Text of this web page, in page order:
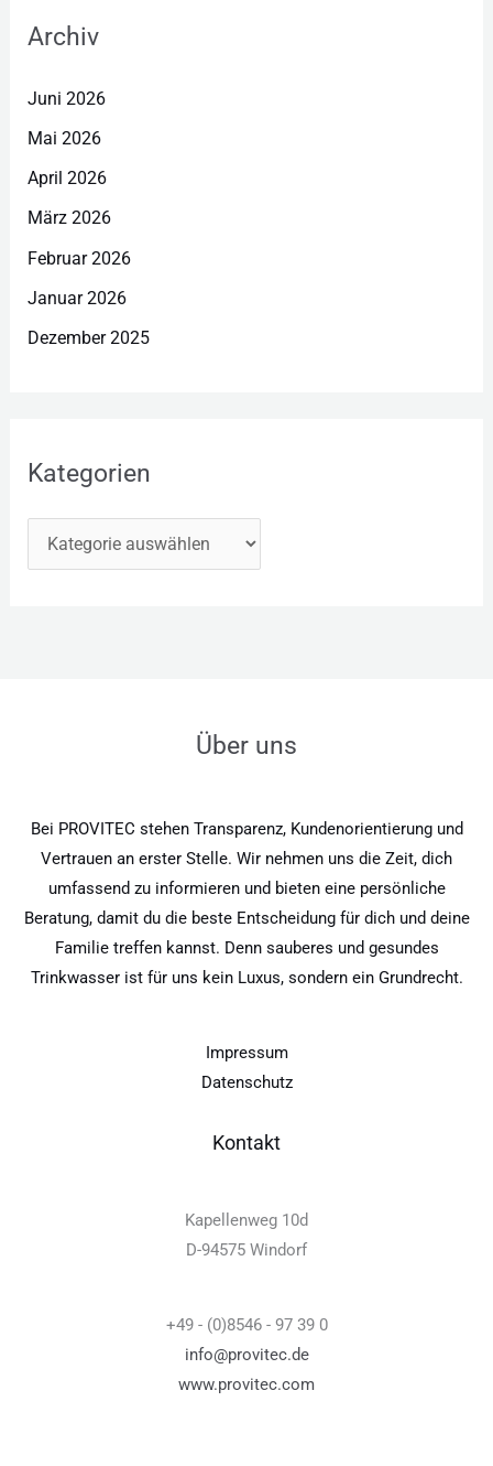
Archiv
Juni 2026
Mai 2026
April 2026
März 2026
Februar 2026
Januar 2026
Dezember 2025
Kategorien
Über uns
Bei PROVITEC stehen Transparenz, Kundenorientierung und
Vertrauen an erster Stelle. Wir nehmen uns die Zeit, dich
umfassend zu informieren und bieten eine persönliche
Beratung, damit du die beste Entscheidung für dich und deine
Familie treffen kannst. Denn sauberes und gesundes
Trinkwasser ist für uns kein Luxus, sondern ein Grundrecht.
Impressum
Datenschutz
Kontakt
Kapellenweg 10d
D-94575 Windorf
+49 - (0)8546 - 97 39 0
info@provitec.de
www.provitec.com